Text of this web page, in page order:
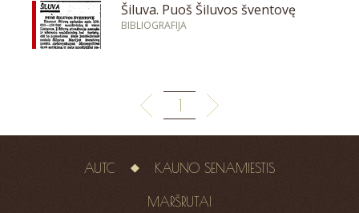
Šiluva. Puoš Šiluvos šventovę
BIBLIOGRAFIJA
1
AUTC KAUNO SENAMIESTIS
MARŠRUTAI